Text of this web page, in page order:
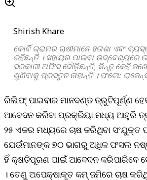
Shirish Khare
କୋର୍ବି ଗ୍ରାମର ଚାଷୀମାନେ ହତାଶା ଏବଂ
ରହିଛନ୍ତି । ସହାୟତା ପାଇବା ଉଦ୍ଦେଶ୍ୟରେ
ସରକାରୀ ଅଫିସ୍ ଦୌଡ଼ିଛନ୍ତି, କିନ୍ତୁ କେହି
ଶୁଣିବାକୁ ପ୍ରସ୍ତୁତ ନାହାନ୍ତି । ଫଟୋ:
ରିଲିଫ୍ ପାଇବାର ମାନଦଣ୍ଡ ତ୍ରୁଟିପୂର୍ଣ୍ଣ
ଆବେଦନ କରିବା ପ୍ରକ୍ରିୟା ମଧ୍ୟ ଆହୁରି
୨୫ ଏକର ମଧ୍ୟରେ ଚାଷ କରିଥିବା ସଂଯୁକ୍ତ
ଯେଉଁମାନଙ୍କ ୭୦ ଭାଗରୁ ଅଧିକ ଫସଲ
ହିଁ କ୍ଷତିପୂରଣ ପାଇଁ ଆବେଦନ କରିପାରିବେ
। ତେଣୁ ଅପେକ୍ଷାକୃତ କମ୍ ଜମିରେ ଚାଷ